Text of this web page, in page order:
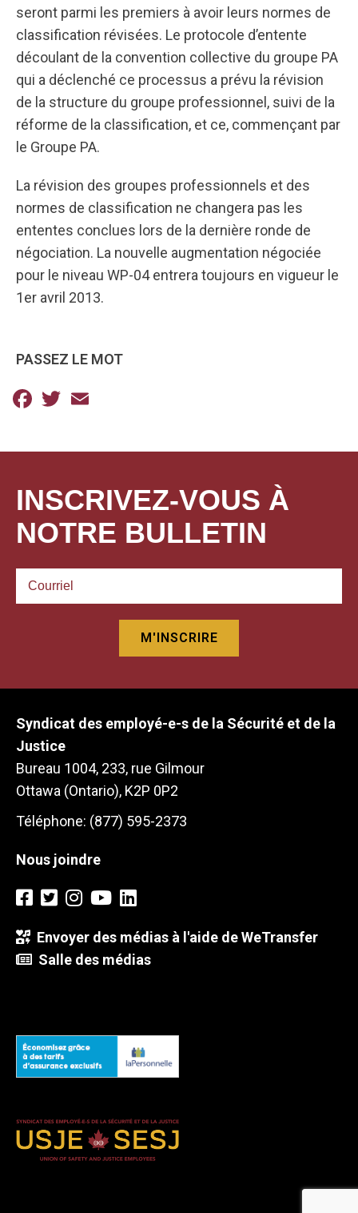
seront parmi les premiers à avoir leurs normes de
classification révisées. Le protocole d’entente
découlant de la convention collective du groupe PA
qui a déclenché ce processus a prévu la révision
de la structure du groupe professionnel, suivi de la
réforme de la classification, et ce, commençant par
le Groupe PA.
La révision des groupes professionnels et des
normes de classification ne changera pas les
ententes conclues lors de la dernière ronde de
négociation. La nouvelle augmentation négociée
pour le niveau WP-04 entrera toujours en vigueur le
1er avril 2013.
PASSEZ LE MOT
Facebook
Twitter
INSCRIVEZ-VOUS À
NOTRE BULLETIN
Syndicat des employé-e-s de la Sécurité et de la
Justice
Bureau 1004, 233, rue Gilmour
Ottawa (Ontario), K2P 0P2
Téléphone: (877) 595-2373
Nous joindre
Envoyer des médias à l'aide de WeTransfer
Salle des médias